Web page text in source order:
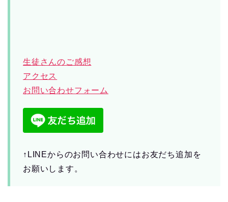
生徒さんのご感想
アクセス
お問い合わせフォーム
↑LINEからのお問い合わせにはお友だち追加を
お願いします。